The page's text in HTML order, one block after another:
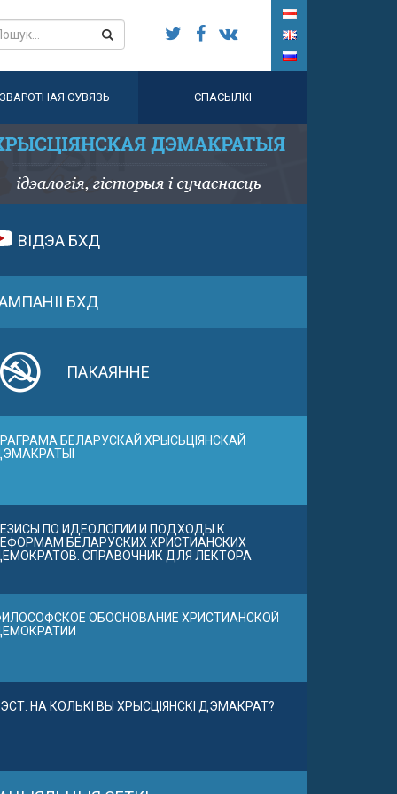
ЗВАРОТНАЯ СУВЯЗЬ СПАСЫЛКІ
ВІДЭА БХД
БХД
ПАКАЯННЕ
БЕЛАРУСКАЙ ХРЫСЬЦІЯНСКАЙ
ПО ИДЕОЛОГИИ И ПОДХОДЫ К
БЕЛАРУСКИХ ХРИСТИАНСКИХ
СПРАВОЧНИК ДЛЯ ЛЕКТОРА
ОБОСНОВАНИЕ ХРИСТИАНСКОЙ
НА КОЛЬКІ ВЫ ХРЫСЦІЯНСКІ ДЭМАКРАТ?